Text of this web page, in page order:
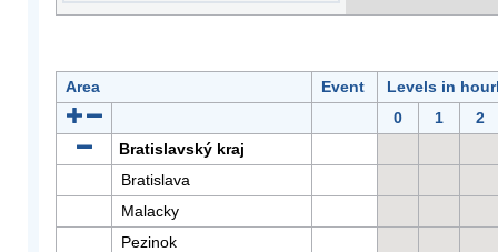
Area Event
Levels in
0
1
2
Bratislavský kraj
Bratislava
Malacky
Pezinok